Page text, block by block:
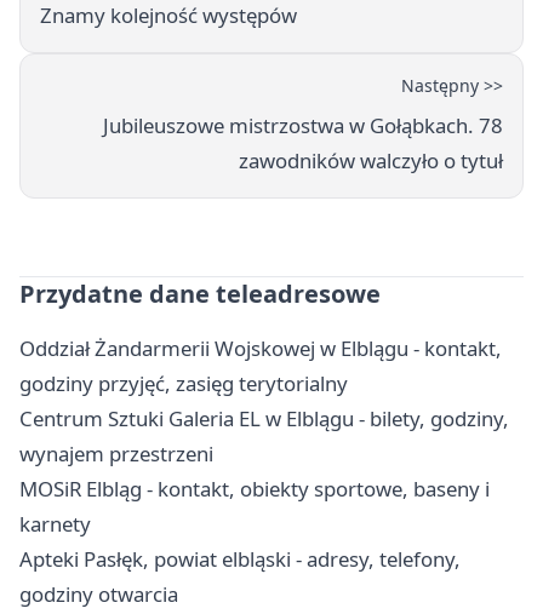
Znamy kolejność występów
Następny >>
Jubileuszowe mistrzostwa w Gołąbkach. 78
zawodników walczyło o tytuł
Przydatne dane teleadresowe
Oddział Żandarmerii Wojskowej w Elblągu - kontakt,
godziny przyjęć, zasięg terytorialny
Centrum Sztuki Galeria EL w Elblągu - bilety, godziny,
wynajem przestrzeni
MOSiR Elbląg - kontakt, obiekty sportowe, baseny i
karnety
Apteki Pasłęk, powiat elbląski - adresy, telefony,
godziny otwarcia